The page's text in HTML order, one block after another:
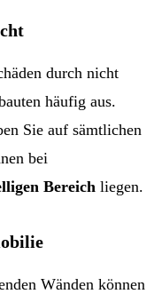
durch nicht
häufig aus.
Sie auf sämtlichen
bei
Bereich liegen.
Wänden können